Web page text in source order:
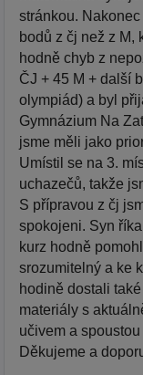
stránkou.
bodů z čj než z M,
hodně chyb z
ČJ + 45 M + další
olympiád) a byl
Gymnázium Na
jsme měli jako
Umístil se na 3.
uchazečů, takže
S přípravou z čj
spokojeni. Syn
kurz hodně
srozumitelný a ke
hodině dostali
materiály s
učivem a
Děkujeme a